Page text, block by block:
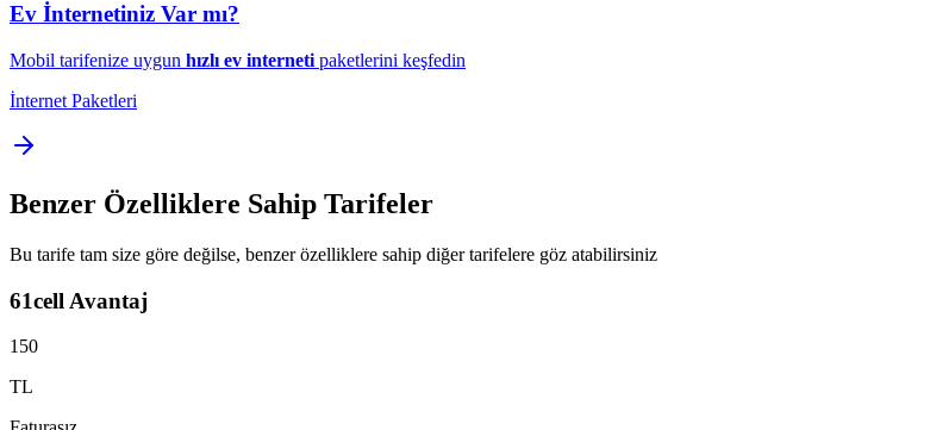
Ev İnternetiniz Var mı?
Mobil tarifenize uygun hızlı ev interneti paketlerini keşfedin
İnternet Paketleri
Benzer Özelliklere Sahip Tarifeler
Bu tarife tam size göre değilse, benzer özelliklere sahip diğer tarifelere göz atabilirsiniz
61cell Avantaj
150
TL